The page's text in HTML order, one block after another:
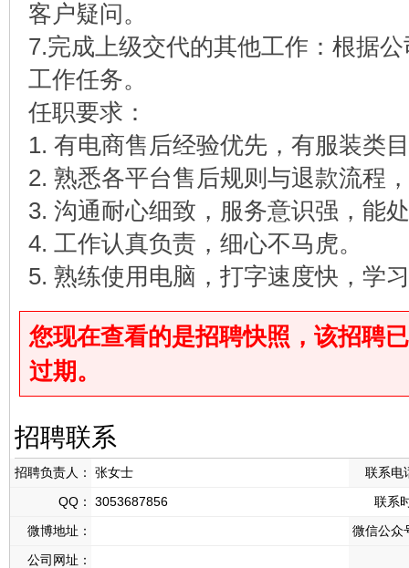
客户疑问。
7.完成上级交代的其他工作：根据
工作任务。
任职要求：
1. 有电商售后经验优先，有服装类
2. 熟悉各平台售后规则与退款流程
3. 沟通耐心细致，服务意识强，能
4. 工作认真负责，细心不马虎。
5. 熟练使用电脑，打字速度快，学
您现在查看的是招聘快照，该招聘
过期。
招聘联系
招聘负责人： 张女士
联系电
QQ：
3053687856
联系
微博地址：
微信公众
公司网址：